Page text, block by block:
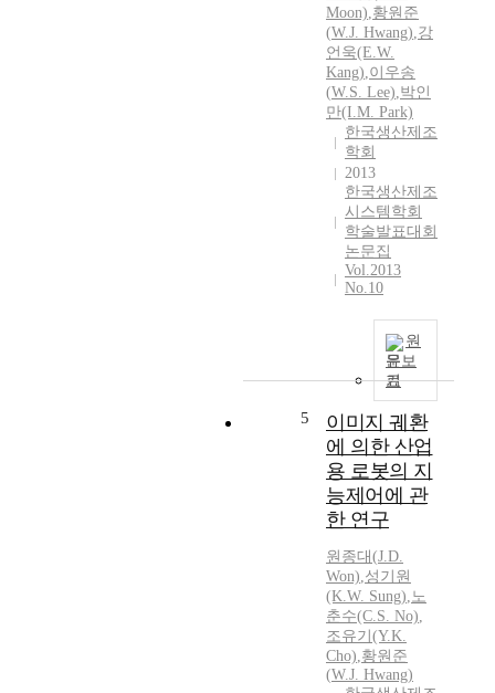
Moon),황원준
(W.J. Hwang),강
언욱(E.W.
Kang),이우송
(W.S. Lee),박인
만(I.M. Park)
한국생산제조
학회
2013
한국생산제조
시스템학회
학술발표대회
논문집
Vol.2013
No.10
원
문보
기
5
이미지 궤환
에 의한 산업
용 로봇의 지
능제어에 관
한 연구
원종대(J.D.
Won),성기원
(K.W. Sung),노
춘수(C.S. No),
조유기(Y.K.
Cho),황원준
(W.J. Hwang)